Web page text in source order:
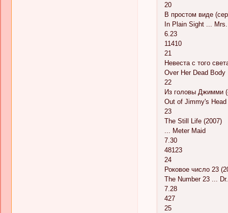
20
В простом виде
In Plain Sight ...
6.23
11410
21
Невеста с того
Over Her Dead Body
22
Из головы Джимми
Out of Jimmy's
23
The Still Life (2007)
... Meter Maid
7.30
48123
24
Роковое число 23
The Number 23 ...
7.28
427
25